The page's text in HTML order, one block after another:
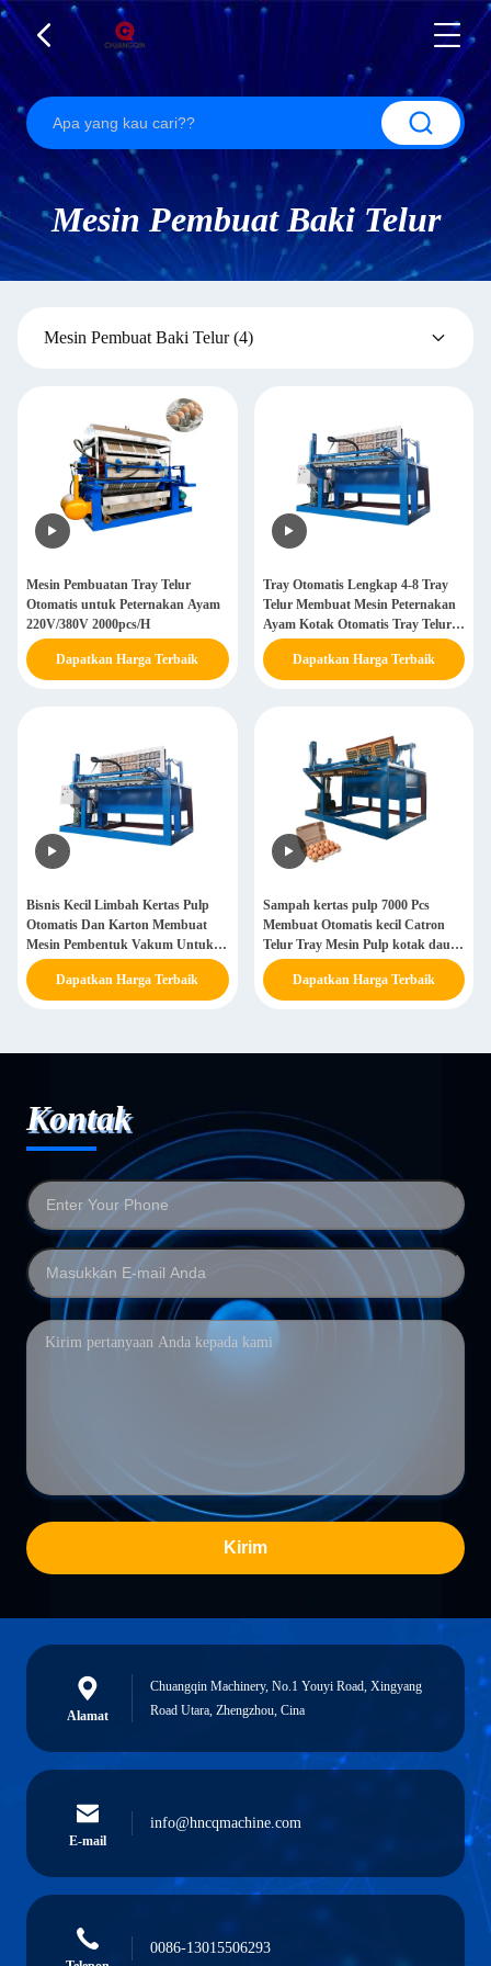
Mesin Pembuat Baki Telur
Mesin Pembuat Baki Telur(4)
Mesin Pembuatan Tray Telur
Otomatis untuk Peternakan Ayam
220V/380V 2000pcs/H
Dapatkan Harga Terbaik
Tray Otomatis Lengkap 4-8 Tray
Telur Membuat Mesin Peternakan
Ayam Kotak Otomatis Tray Telur
Membuat Mesin Pulp Molding
Dapatkan Harga Terbaik
Bisnis Kecil Limbah Kertas Pulp
Otomatis Dan Karton Membuat
Mesin Pembentuk Vakum Untuk
Tray Telur
Dapatkan Harga Terbaik
Sampah kertas pulp 7000 Pcs
Membuat Otomatis kecil Catron
Telur Tray Mesin Pulp kotak daur
ulang Membuat Telur Tray Mesin
pengemasan
Dapatkan Harga Terbaik
Kontak
Kirim
Alamat
Chuangqin Machinery, No.1 Youyi Road, Xingyang
Road Utara, Zhengzhou, Cina
E-mail
info@hncqmachine.com
0086-13015506293